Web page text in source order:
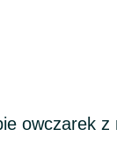
owczarek